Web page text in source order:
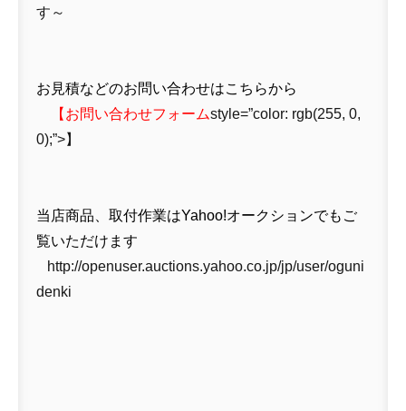
す～
お見積などのお問い合わせはこちらから
【 お問い合わせフォームstyle=”color: rgb(255, 0,
0);”>】
当店商品、取付作業はYahoo!オークションでもご
覧いただけます
http://openuser.auctions.yahoo.co.jp/jp/user/oguni
denki